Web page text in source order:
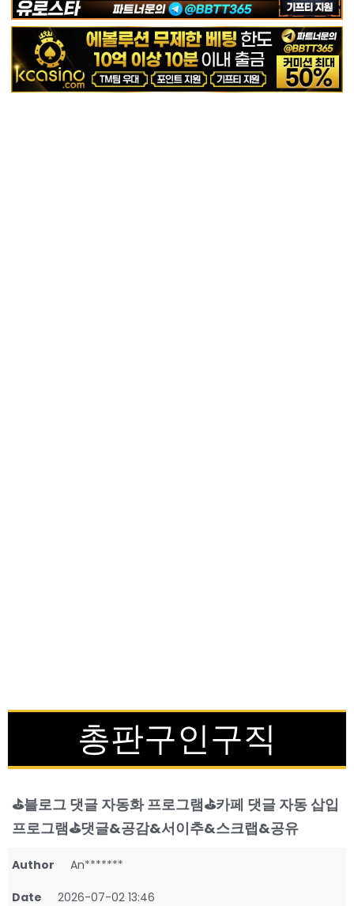
총판구인구직
⛳블로그 댓글 자동화 프로그램⛳카페 댓글 자동 삽입
프로그램⛳댓글&공감&서이추&스크랩&공유
Author An*******
Date 2026-07-02 13:46